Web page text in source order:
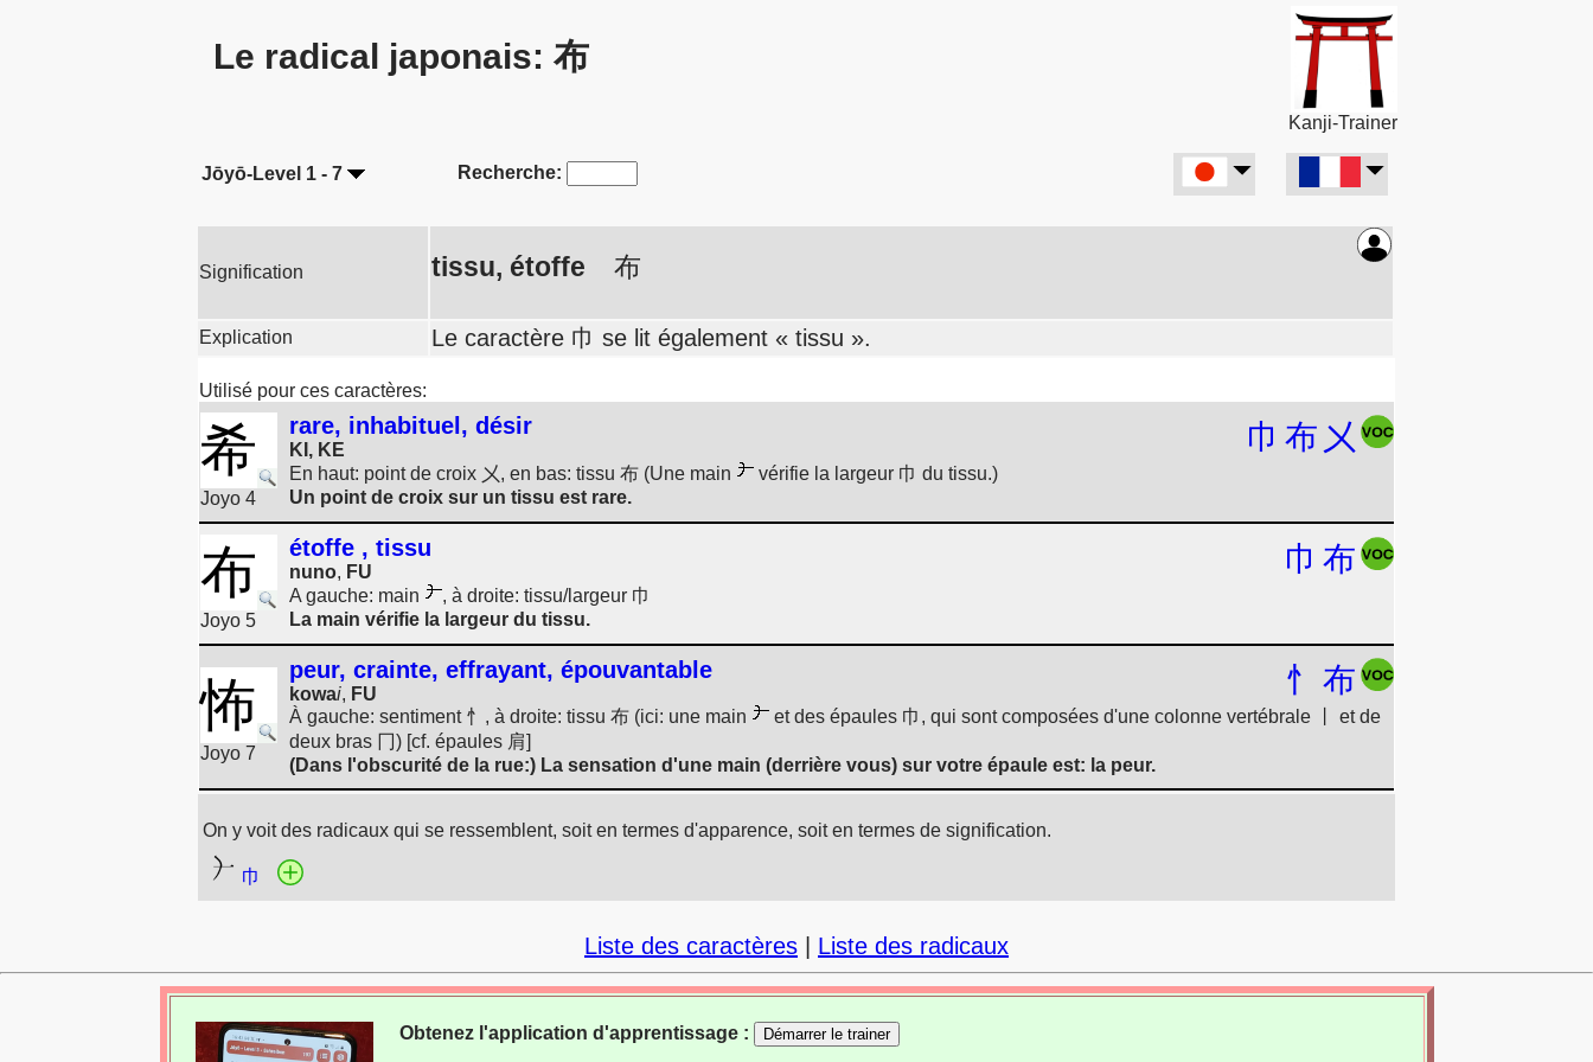
Le radical japonais: 布
Kanji-Trainer
Jōyō-Level 1 - 7 Recherche:
Signification tissu, étoffe 布
Explication Le caractère 巾 se lit également « tissu ».
Utilisé pour ces caractères:
希
Joyo 4
rare, inhabituel, désir
KI, KE 巾 布 㐅
En haut: point de croix 㐅, en bas: tissu 布 (Une main
vérifie la largeur 巾 du tissu.)
Un point de croix sur un tissu est rare.
布
Joyo 5
étoffe , tissu
nuno, FU 巾 布
A gauche: main
, à droite: tissu/largeur 巾
La main vérifie la largeur du tissu.
怖
Joyo 7
peur, crainte, effrayant, épouvantable
kowai, FU 忄 布
À gauche: sentiment 忄, à droite: tissu 布 (ici: une main
et des épaules 巾, qui sont composées d'une colonne vertébrale 丨 et de
deux bras 冂) [cf. épaules 肩]
(Dans l'obscurité de la rue:) La sensation d'une main (derrière vous) sur votre épaule est: la peur.
On y voit des radicaux qui se ressemblent, soit en termes d'apparence, soit en termes de signification.
巾
Liste des caractères Liste des radicaux
Obtenez l'application d'apprentissage : Démarrer le trainer